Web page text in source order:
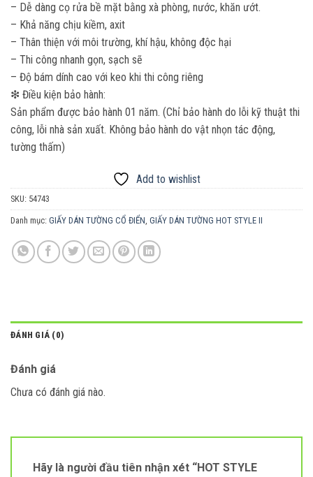
– Dễ dàng cọ rửa bề mặt bằng xà phòng, nước, khăn ướt.
– Khả năng chịu kiềm, axit
– Thân thiện với môi trường, khí hậu, không độc hại
– Thi công nhanh gọn, sạch sẽ
– Độ bám dính cao với keo khi thi công riêng
❇ Điều kiện bảo hành:
Sản phẩm được bảo hành 01 năm. (Chỉ bảo hành do lỗi kỹ thuật thi
công, lỗi nhà sản xuất. Không bảo hành do vật nhọn tác động,
tường thấm)
Add to wishlist
SKU: 54743
Danh mục: GIẤY DÁN TƯỜNG CỔ ĐIỂN, GIẤY DÁN TƯỜNG HOT STYLE II
ĐÁNH GIÁ (0)
Đánh giá
Chưa có đánh giá nào.
Hãy là người đầu tiên nhận xét “HOT STYLE